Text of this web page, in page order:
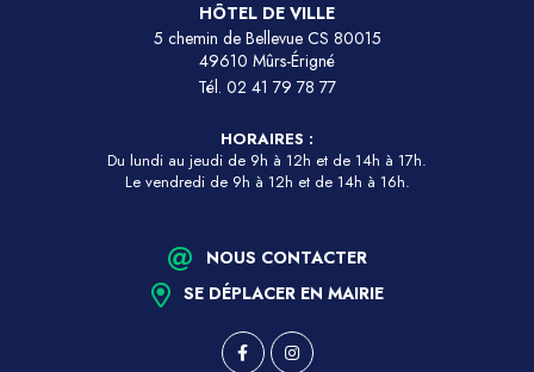
HÔTEL DE VILLE
5 chemin de Bellevue CS 80015
49610 Mûrs-Érigné
Tél. 02 41 79 78 77
HORAIRES :
Du lundi au jeudi de 9h à 12h et de 14h à 17h.
Le vendredi de 9h à 12h et de 14h à 16h.
NOUS CONTACTER
SE DÉPLACER EN MAIRIE